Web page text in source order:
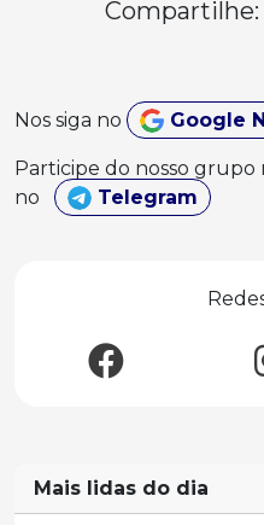
Compartilhe:
Nos siga no Google
Participe do nosso grupo
no
Telegram
Mais lidas do dia